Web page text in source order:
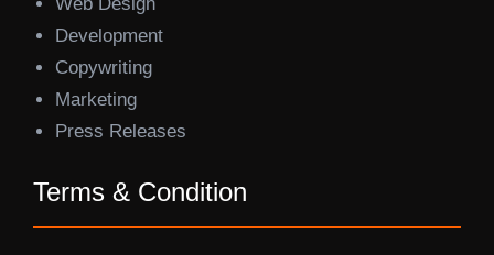
Development
Copywriting
Marketing
Press Releases
Terms & Condition